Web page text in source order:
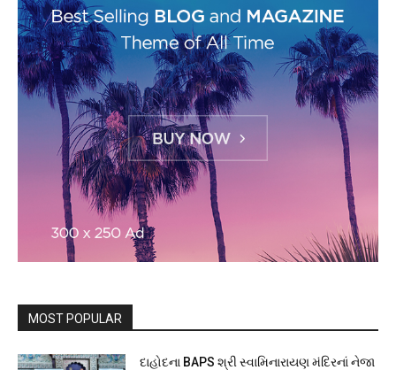
MOST POPULAR
દાહોદના BAPS શ્રી સ્વામિનારાયણ મંદિરનાં નેજા